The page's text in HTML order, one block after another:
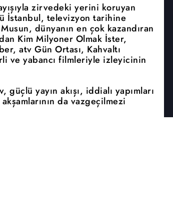
zirvedeki yerini koruyan
İstanbul, televizyon tarihine
dünyanın en çok kazandıran
Kim Milyoner Olmak İster,
atv Gün Ortası, Kahvaltı
ve yabancı filmleriyle izleyicinin
yayın akışı, iddialı yapımları
da vazgeçilmezi